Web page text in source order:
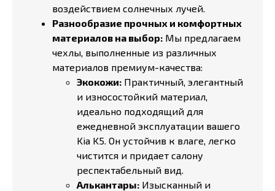
воздействием солнечных лучей.
Разнообразие прочных и комфортных
материалов на выбор: Мы предлагаем
чехлы, выполненные из различных
материалов премиум-качества:
Экокожи: Практичный, элегантный
и износостойкий материал,
идеально подходящий для
ежедневной эксплуатации вашего
Kia K5. Он устойчив к влаге, легко
чистится и придает салону
респектабельный вид.
Алькантары: Изысканный и